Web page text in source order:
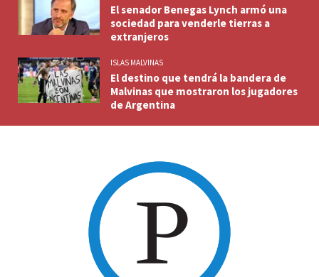
El senador Benegas Lynch armó una
sociedad para venderle tierras a
extranjeros
ISLAS MALVINAS
El destino que tendrá la bandera de
Malvinas que mostraron los jugadores
de Argentina